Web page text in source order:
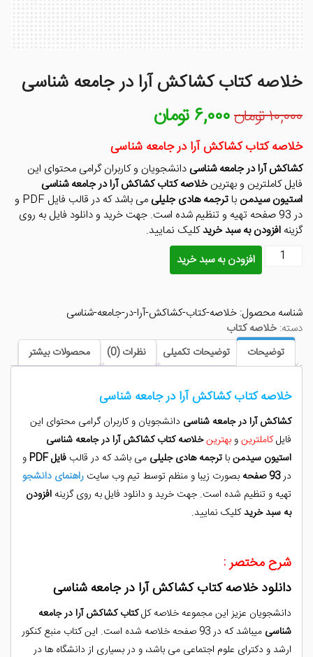
خلاصه کتاب کشاکش آرا در جامعه شناسی
۱۰,۰۰۰تومانقیمت
اصلی
۱۰,۰۰۰ تومان
بود.
۶,۰۰۰تومان
۶,۰۰۰ تومان
است.
خلاصه کتاب کشاکش آرا در جامعه شناسی
کشاکش آرا در جامعه شناسی دانشجویان و کاربران گرامی محتوای این
فایل کاملترین و بهترینخلاصه کتاب کشاکش آرا در جامعه شناسی
استیون سیدمن باترجمه هادی جلیلی
می باشد که در قالب فایل PDF و
در 93 صفحه تهیه و تنظیم شده است. جهت خرید و دانلود فایل به روی
گزینه افزودن به سبد خریدکلیک نمایید.
خلاصه
در
جامعه
شناسی
عدد
افزودن به سبد خرید
شناسه محصول: خلاصه-کتاب-کشاکش-آرا-در-جامعه-شناسی
دسته: خلاصه کتاب
توضیحات توضیحات تکمیلی نظرات (0) محصولات بیشتر
خلاصه کتاب کشاکش آرا در جامعه شناسی
کشاکش آرا در جامعه شناسی دانشجویان و کاربران گرامی محتوای این
فایلکاملترینوبهترینخلاصه کتاب کشاکش آرا در جامعه شناسی
استیون سیدمنبا ترجمه هادی جلیلی می باشد که در قالب فایل PDF
و
در93 صفحه بصورت زیبا و منظم توسط تیم وب سایت راهنمای دانشجو
تهیه و تنظیم شده است. جهت خرید و دانلود فایل به روی گزینه افزودن
به سبد خریدکلیک نمایید.
شرح مختصر :
دانلود خلاصه کتاب کشاکش آرا در جامعه شناسی
دانشجویان عزیز این مجموعه خلاصه کلکتاب کشاکش آرا در جامعه
شناسی
میباشد که در 93 صفحه خلاصه شده است. این کتاب منبع کنکور
ارشد و دکترای علوم اجتماعی می باشد، و در بسیاری از دانشگاه ها در